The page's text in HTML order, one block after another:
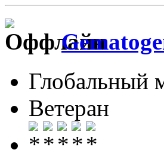
Глобальный
Ветеран